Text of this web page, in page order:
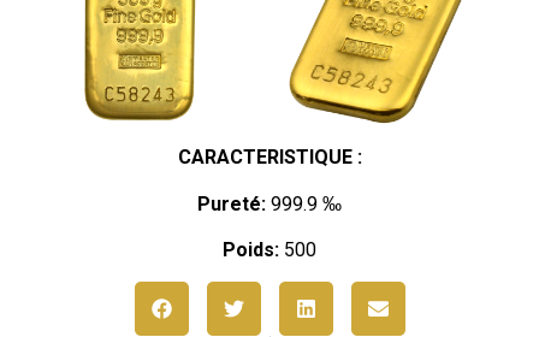
CARACTERISTIQUE :
Pureté: 999.9 ‰
Poids: 500